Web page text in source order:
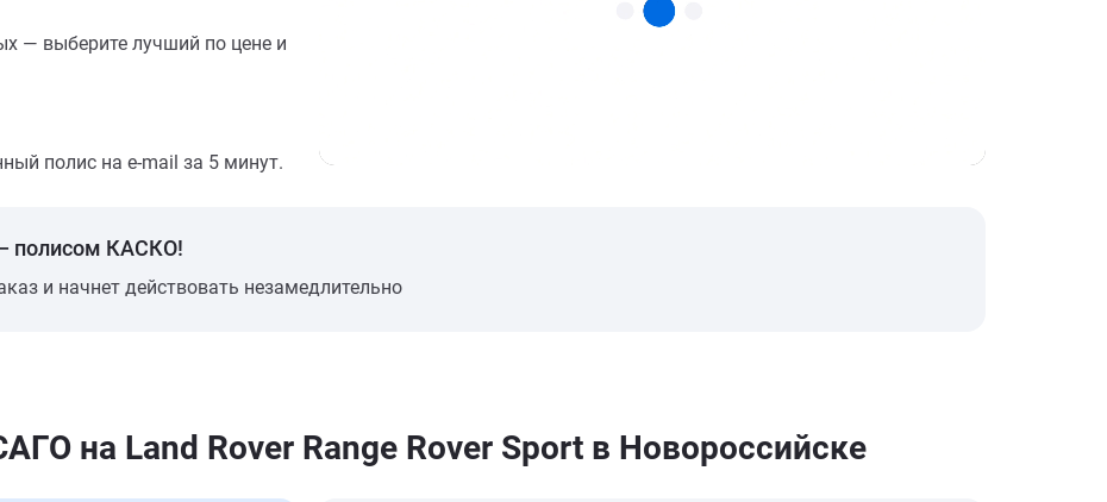
— выберите лучший по цене и
полис на e-mail за 5 минут.
полисом КАСКО!
и начнет действовать незамедлительно
на Land Rover Range Rover Sport в Новороссийске